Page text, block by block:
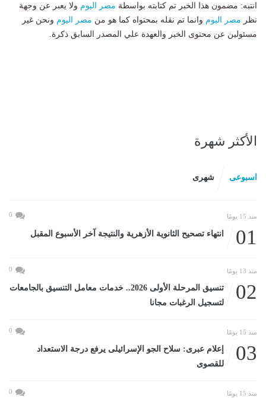
انتبه: مضمون هذا الخبر تم كتابته بواسطة مصر اليوم ولا يعبر عن وجهة
نظر مصر اليوم وانما تم نقله بمحتواه كما هو من مصر اليوم ونحن غير
مسئولين عن محتوى الخبر والعهدة علي المصدر السابق ذكرة.
الأكثر شهرة
اسبوعى شهرى
منذ 15 يومًا 0
01 انتهاء تصحيح الثانوية الأزهرية والنتيجة آخر الأسبوع المقبل
منذ 13 يومًا 0
02
تنسيق المرحلة الأولى 2026.. خدمات معامل التنسيق بالجامعات
لتسجيل الرغبات مجانا
منذ 15 يومًا 0
03
إعلام عبرى: سلاح الجو الإسرائيلى يرفع درجة الاستعداد
للقصوى
منذ 15 يومًا 0